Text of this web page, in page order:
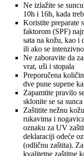
Ne izlažite se
10h i 16h, kada
Koristite preparate
faktorom (SPF)
sata na kožu, kao i
ili ako se
Ne zaboravite da
vrat, uši i stopala
Preporučena
dve pune supene
Zapamtite pravilo
sklonite se sa
Zaštitite nežnu
rukavima i
oznaku za UV
deklaraciji odeće
(odličnu zaštita).
kvalitetne zaštitne